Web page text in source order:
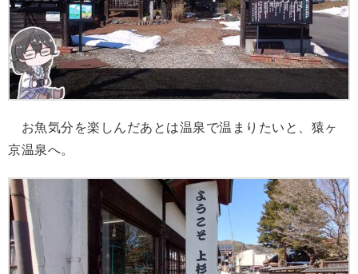
お魚気分を楽しんだあとは温泉で温まりたいと、猿ヶ
京温泉へ。